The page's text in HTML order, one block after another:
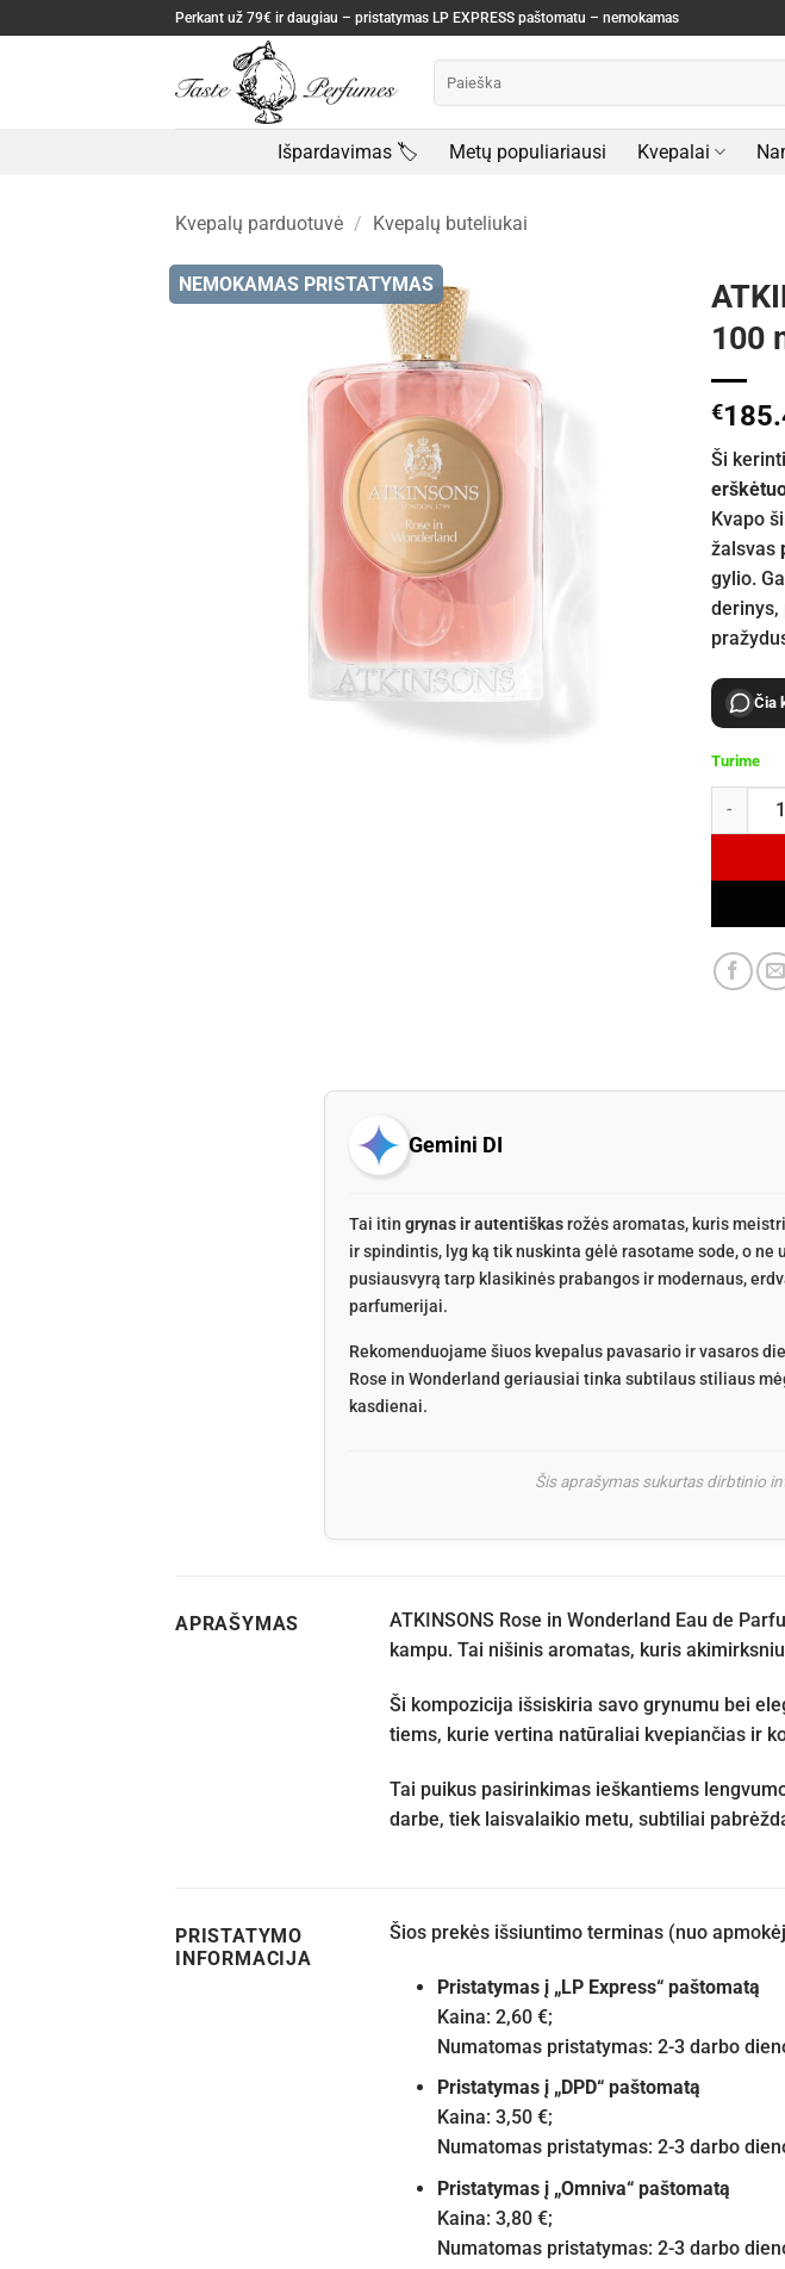
to
Perkant už 79€ ir daugiau – pristatymas LP EXPRESS paštomatu – nemokamas
Išpardavimas 🏷️ Metų populiariausi Kvepalai
Kvepalų parduotuvė / Kvepalų buteliukai
NEMOKAMAS PRISTATYMAS
100
€
Ši
Kvapo
žalsvas
gylio.
derinys,
Čia
Turime
Gemini DI
Tai itin grynas ir autentiškasrožės aromatas, kuris
ir spindintis, lyg ką tik nuskinta gėlė rasotame sode, o
pusiausvyrą tarp klasikinės prabangos ir modernaus,
parfumerijai.
Rekomenduojame šiuos kvepalus pavasario ir vasaros
Rose in Wonderland geriausiai tinka subtilaus stiliaus
kasdienai.
Šis aprašymas sukurtas dirbtinio
APRAŠYMAS
ATKINSONS Rose in Wonderland Eau de
kampu. Tai nišinis aromatas, kuris
Ši kompozicija išsiskiria savo grynumu bei
tiems, kurie vertina natūraliai kvepiančias ir
Tai puikus pasirinkimas ieškantiems
darbe, tiek laisvalaikio metu, subtiliai
PRISTATYMO
INFORMACIJA
Šios prekės išsiuntimo terminas (nuo
Pristatymas į „LP Express“ paštomatą
Kaina: 2,60 €;
Numatomas pristatymas: 2-3 darbo
Pristatymas į „DPD“ paštomatą
Kaina: 3,50 €;
Numatomas pristatymas: 2-3 darbo
Pristatymas į „Omniva“ paštomatą
Kaina: 3,80 €;
Numatomas pristatymas: 2-3 darbo